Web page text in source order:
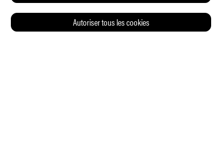
Autoriser tous les cookies